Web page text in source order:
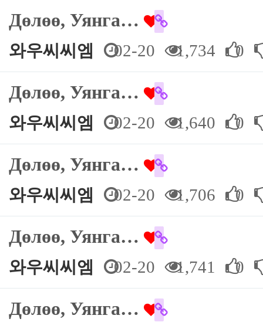
Дөлөө, Уянга…
와우씨씨엠 02-20 1,734 0
Дөлөө, Уянга…
와우씨씨엠 02-20 1,640 0
Дөлөө, Уянга…
와우씨씨엠 02-20 1,706 0
Дөлөө, Уянга…
와우씨씨엠 02-20 1,741 0
Дөлөө, Уянга…